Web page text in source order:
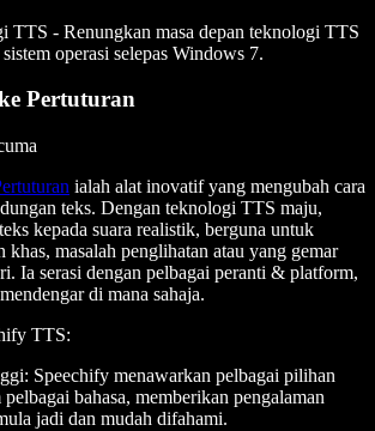
TTS - Renungkan masa depan teknologi TTS
operasi selepas Windows 7.
Pertuturan
ialah alat inovatif yang mengubah cara
teks. Dengan teknologi TTS maju,
kepada suara realistik, berguna untuk
khas, masalah penglihatan atau yang gemar
Ia serasi dengan pelbagai peranti & platform,
di mana sahaja.
TTS:
: Speechify menawarkan pelbagai pilihan
bahasa, memberikan pengalaman
jadi dan mudah difahami.